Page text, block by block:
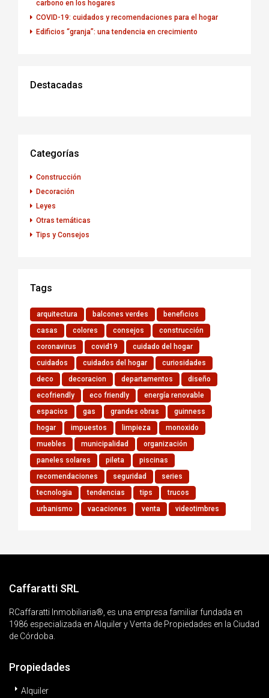
carbono en los hogares
COVID-19: cuidados y recomendaciones para el hogar
Edificios “granja”: una tendencia en crecimiento
Destacadas
Categorías
Construcción
Decoración
Leyes
Otras temáticas
Tips y Consejos
Tags
arquitectura balcones verdes
beneficios
casas
colores consejos
construcción
coronavirus
covid19
cuidado del hogar
cuidados
cuidados del hogar
curiosidades
deco
decoracion departamentos
diseño
ecofriendly
eco friendly
energía renovable
espacios
gas grandes obras
guinness
hogar
impuestos limpieza
monoxido
muebles
municipalidad
organización
paneles solares
pileta
piscinas
recomendaciones
seguridad
series
tecnologia
tendencias tips
trucos
urbanismo
vacaciones venta videotimbres
Caffaratti SRL
RCaffaratti Inmobiliaria®, es una empresa familiar fundada en
1986 especializada en Alquiler y Venta de Propiedades en la Ciudad
de Córdoba.
Propiedades
Alquiler